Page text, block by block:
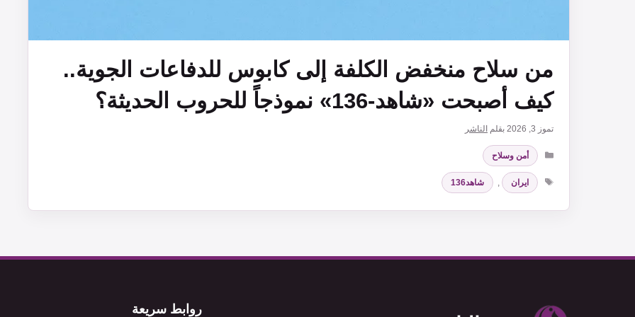
من سلاح منخفض الكلفة إلى كابوس للدفاعات الجوية..
كيف أصبحت «شاهد-136» نموذجاً للحروب الحديثة؟
تموز 3, 2026 بقلم الناشر
التصنيفات
أمن وسلاح
الوسوم
ايران شاهد136
روابط سريعة